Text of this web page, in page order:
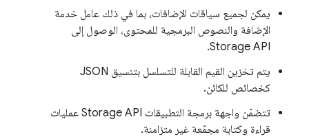
يمكن لجميع سياقات الإضافات، بما في ذلك عامل خدمة
الإضافة والنصوص البرمجية للمحتوى، الوصول إلى
Storage API.
يتم تخزين القيم القابلة للتسلسل بتنسيق JSON
كخصائص للكائن.
تتضمّن واجهة برمجة التطبيقات Storage API عمليات
قراءة وكتابة مجمّعة غير متزامنة.